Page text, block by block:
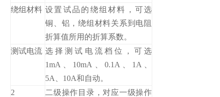
绕组材料 设置试品的绕组材料，可选
铜、铝，绕组材料关系到电阻
折算值所用的折算系数。
测试电流 选择测试电流档位，可选
1mA、10mA、0.1A、1A、
5A、10A和自动。
2
二级操作目录，对应一级操作